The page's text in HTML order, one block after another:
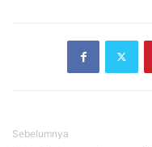
Sebelumnya